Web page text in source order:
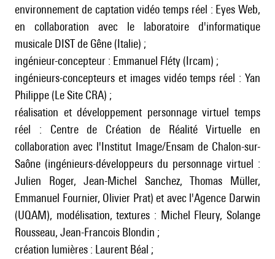
environnement de captation vidéo temps réel : Eyes Web,
en collaboration avec le laboratoire d'informatique
musicale DIST de Gêne (Italie) ;
ingénieur-concepteur : Emmanuel Fléty (Ircam) ;
ingénieurs-concepteurs et images vidéo temps réel : Yan
Philippe (Le Site CRA) ;
réalisation et développement personnage virtuel temps
réel : Centre de Création de Réalité Virtuelle en
collaboration avec l'Institut Image/Ensam de Chalon-sur-
Saône (ingénieurs-développeurs du personnage virtuel :
Julien Roger, Jean-Michel Sanchez, Thomas Müller,
Emmanuel Fournier, Olivier Prat) et avec l'Agence Darwin
(UQAM), modélisation, textures : Michel Fleury, Solange
Rousseau, Jean-Francois Blondin ;
création lumières : Laurent Béal ;